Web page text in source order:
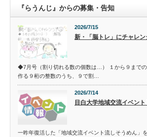
『らうんじ』からの募集・告知
2026/7/15
新・「脳トレ」にチャレ
◆7月号（割り切れる数の個数は…） １から９まで
作る９桁の整数のうち、９で割…
2026/7/14
目白大学地域交流イベン
一昨年復活した「地域交流イベント流しそうめん」